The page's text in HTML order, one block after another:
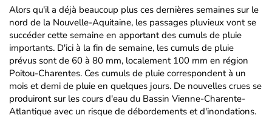
Alors qu'il a déjà beaucoup plus ces dernières semaines sur le
nord de la Nouvelle-Aquitaine, les passages pluvieux vont se
succéder cette semaine en apportant des cumuls de pluie
importants. D'ici à la fin de semaine, les cumuls de pluie
prévus sont de 60 à 80 mm, localement 100 mm en région
Poitou-Charentes. Ces cumuls de pluie correspondent à un
mois et demi de pluie en quelques jours. De nouvelles crues se
produiront sur les cours d'eau du Bassin Vienne-Charente-
Atlantique avec un risque de débordements et d'inondations.